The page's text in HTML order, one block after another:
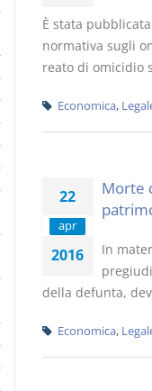
È stata
normativa sugli
reato di omicidio
Economica,
22
apr
2016
Morte
In
della defunta,
Economica,